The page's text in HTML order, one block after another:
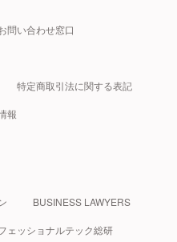
問い合わせ窓口
特定商取引法に関する表記
報
BUSINESS LAWYERS
ェッショナルテック総研